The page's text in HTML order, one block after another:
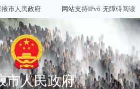
掖市人民政府 网站支持IPv6 无障碍阅读
市人民政府